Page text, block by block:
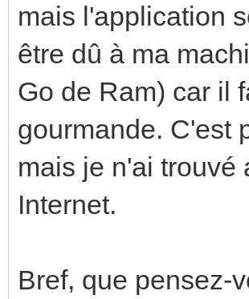
mais l'application
être dû à ma
Go de Ram) car il
gourmande. C'est
mais je n'ai trouvé
Internet.
Bref, que pensez-